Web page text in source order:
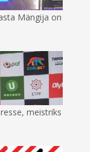
Mängija on
meistriks